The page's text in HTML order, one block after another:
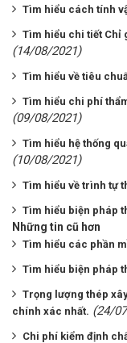
Tìm hiểu cách tính
Tìm hiểu chi tiết Chỉ
(14/08/2021)
Tìm hiểu về tiêu
Tìm hiểu chi phí
(09/08/2021)
Tìm hiểu ​​hệ thống
(10/08/2021)
Tìm hiểu về trình tự
Tìm hiểu biện pháp
Những tin cũ hơn
Tìm hiểu các phần
Tìm hiểu biện pháp
Trọng lượng thép
chính xác nhất. (24/
Chi phí kiểm định